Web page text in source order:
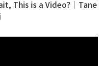
This is a Video?｜Tane